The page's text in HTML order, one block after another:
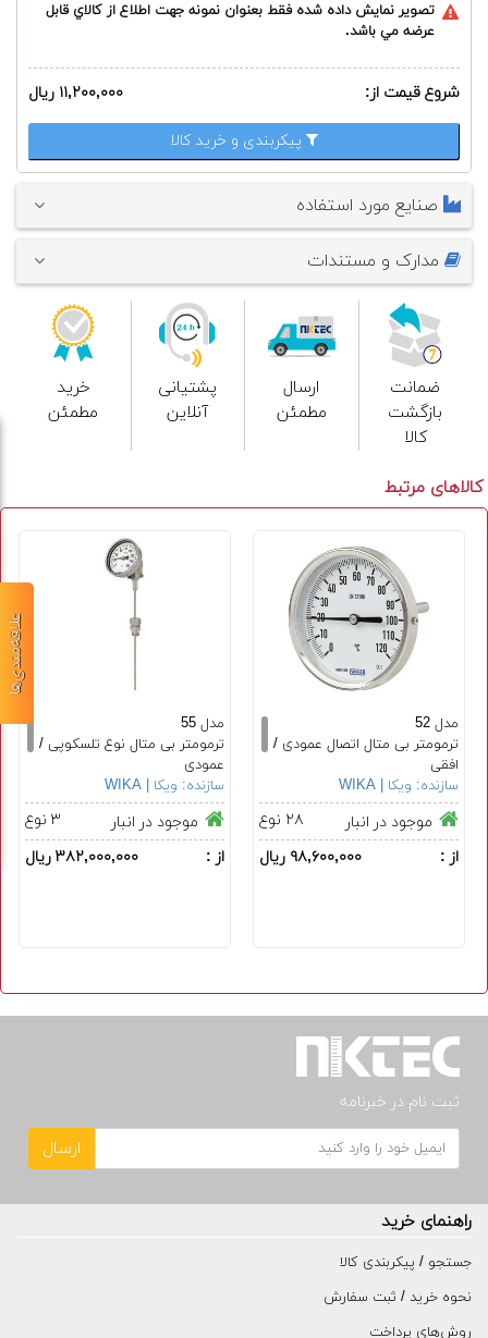
تصوير نمايش داده شده فقط بعنوان نمونه جهت اطلاع از كالاي قابل
عرضه مي باشد.
شروع قیمت از: ۱۱,۲۰۰,۰۰۰ ریال
پیکربندی و خرید کالا
صنایع مورد استفاده
مدارک و مستندات
ضمانت
بازگشت
کالا
ارسال
مطمئن
پشتیانی
آنلاین
خرید
مطمئن
کالاهای مرتبط
مدل 52
ترمومتر بی متال اتصال عمودی /
افقی
متر
سازنده: ویکا | WIKA
موجود در انبار
۲۸ نوع
از :
۹۸,۶۰۰,۰۰۰ ریال
مدل 55
ترمومتر بی متال نوع تلسکوپی /
عمودی
متر
سازنده: ویکا | WIKA
موجود در انبار
۳ نوع
از :
۳۸۲,۰۰۰,۰۰۰ ریال
ثبت نام در خبرنامه
ارسال
راهنمای خرید
جستجو / پیکربندی کالا
نحوه خرید / ثبت سفارش
روش‌های پرداخت
علاقه‌مندی‌ها